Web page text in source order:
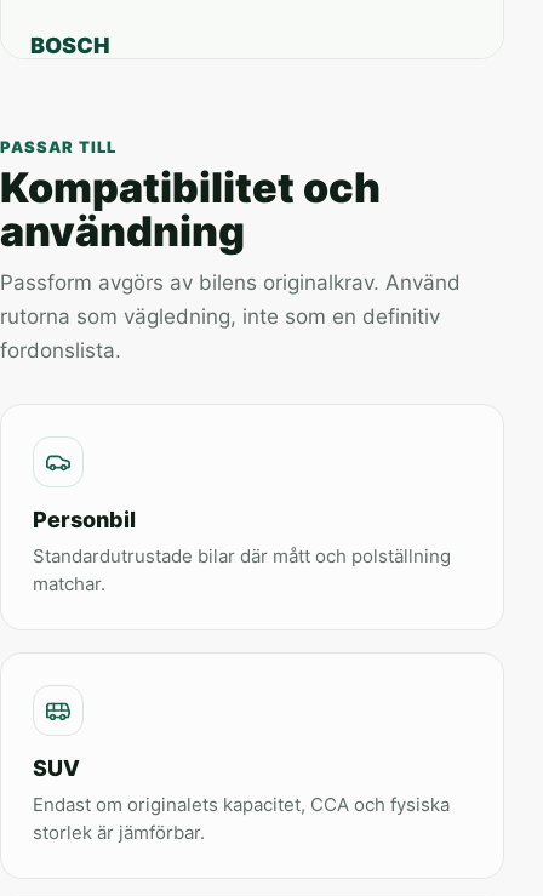
BOSCH
PASSAR TILL
Kompatibilitet och
användning
Passform avgörs av bilens originalkrav. Använd
rutorna som vägledning, inte som en definitiv
fordonslista.
Personbil
Standardutrustade bilar där mått och polställning
matchar.
SUV
Endast om originalets kapacitet, CCA och fysiska
storlek är jämförbar.